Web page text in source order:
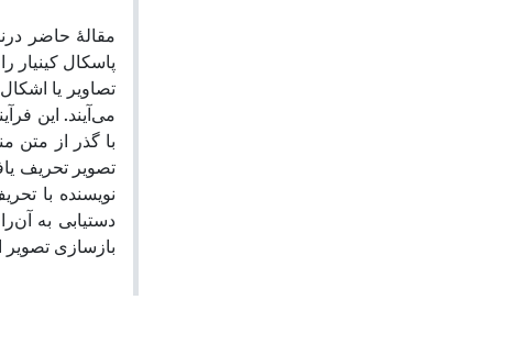
مقالۀ حاضر
پاسکال
تصاویر یا
می‌آیند. این
با گذر از متن
تصویر تحریف
نویسنده با
دستیابی به
بازسازی